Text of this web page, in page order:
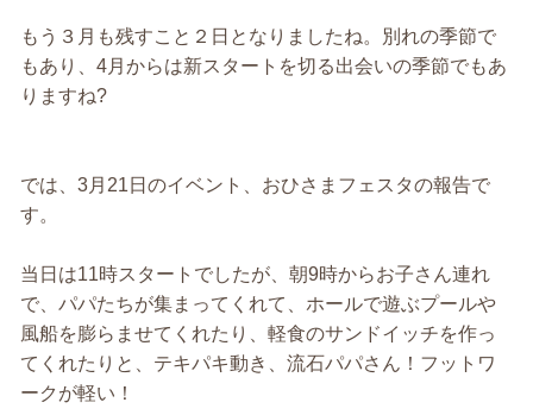
もう３月も残すこと２日となりましたね。別れの季節で
もあり、4月からは新スタートを切る出会いの季節でもあ
りますね?
では、3月21日のイベント、おひさまフェスタの報告で
す。
当日は11時スタートでしたが、朝9時からお子さん連れ
で、パパたちが集まってくれて、ホールで遊ぶプールや
風船を膨らませてくれたり、軽食のサンドイッチを作っ
てくれたりと、テキパキ動き、流石パパさん！フットワ
ークが軽い！